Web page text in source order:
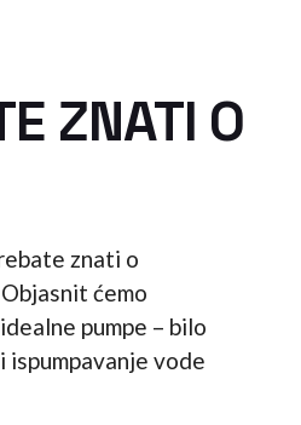
ZNATI O
znati o
ćemo
pumpe – bilo
ispumpavanje vode